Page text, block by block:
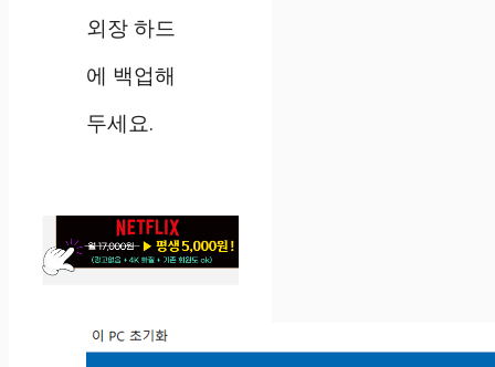
외장 하드
에 백업해
두세요.